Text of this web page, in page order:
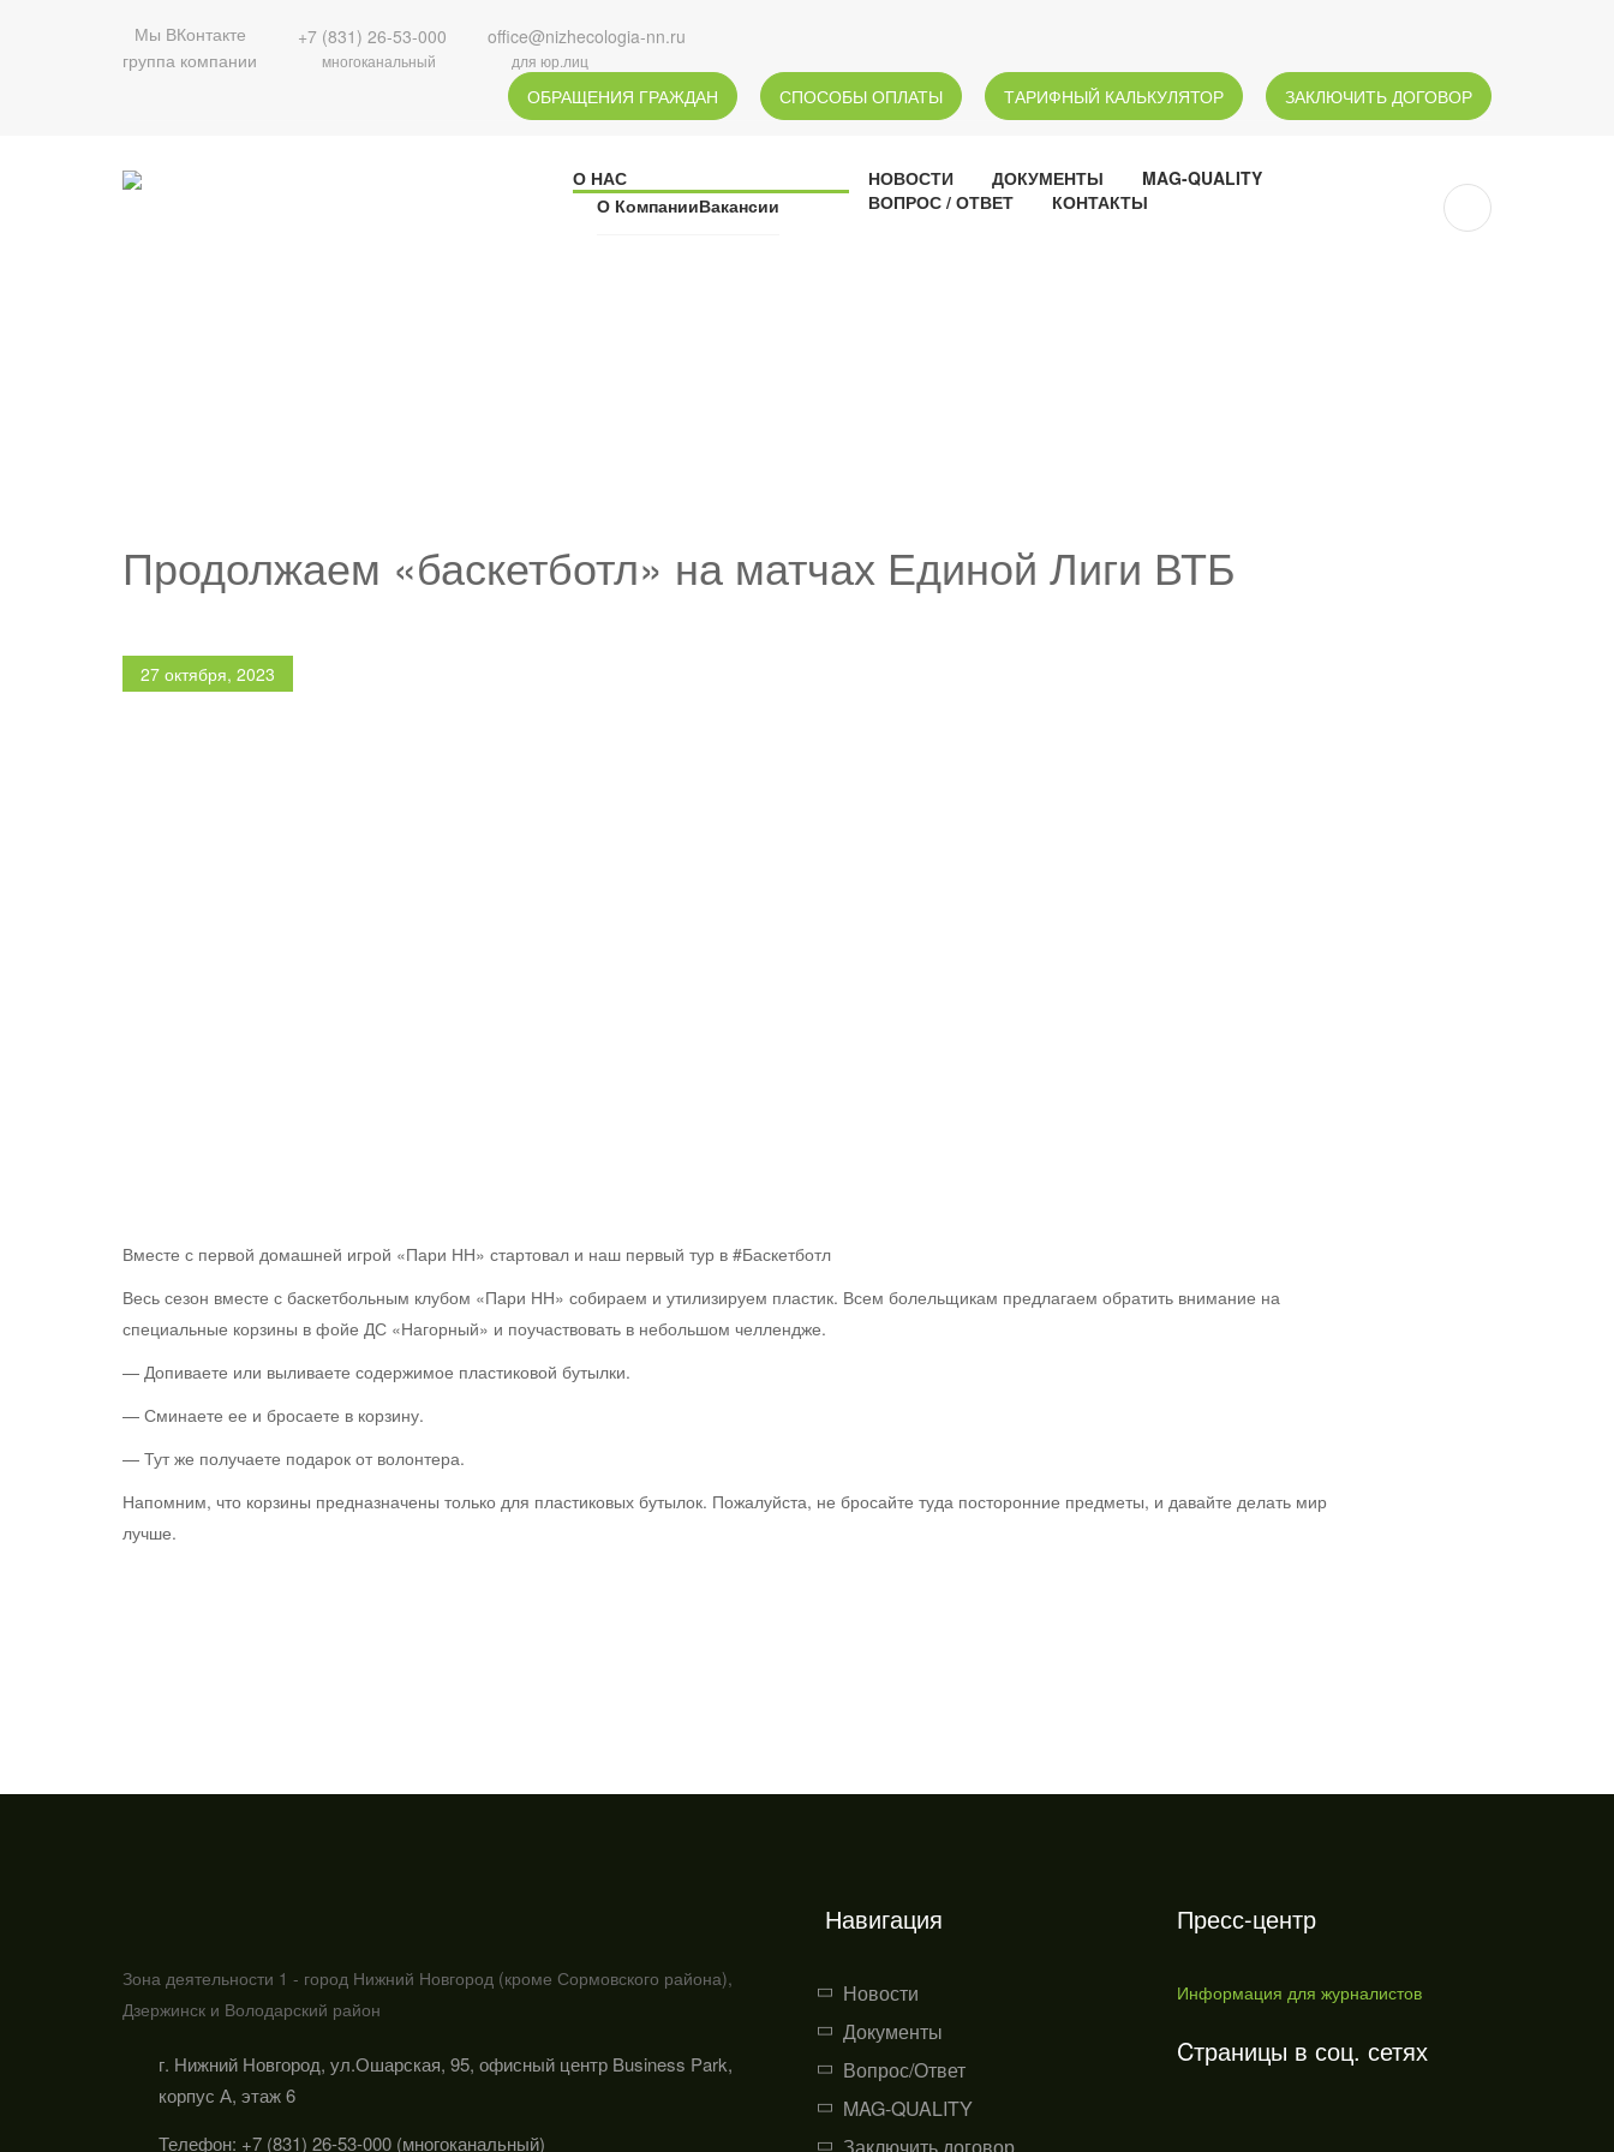
Мы ВКонтакте
группа компании
+7 (831) 26-53-000
многоканальный
office@nizhecologia-nn.ru
для юр.лиц
ОБРАЩЕНИЯ ГРАЖДАН СПОСОБЫ ОПЛАТЫ ТАРИФНЫЙ КАЛЬКУЛЯТОР ЗАКЛЮЧИТЬ ДОГОВОР
О НАС
О КомпанииВакансии
НОВОСТИ ДОКУМЕНТЫ
MAG-QUALITY
ВОПРОС / ОТВЕТ
КОНТАКТЫ
Продолжаем «баскетботл» на матчах Единой Лиги ВТБ
27 октября, 2023
Вместе с первой домашней игрой «Пари НН» стартовал и наш первый тур в #Баскетботл
Весь сезон вместе с баскетбольным клубом «Пари НН» собираем и утилизируем пластик. Всем болельщикам предлагаем обратить внимание на
специальные корзины в фойе ДС «Нагорный» и поучаствовать в небольшом челлендже.
— Допиваете или выливаете содержимое пластиковой бутылки.
— Сминаете ее и бросаете в корзину.
— Тут же получаете подарок от волонтера.
Напомним, что корзины предназначены только для пластиковых бутылок. Пожалуйста, не бросайте туда посторонние предметы, и давайте делать мир
лучше.
Зона деятельности 1 - город Нижний Новгород (кроме Сормовского района),
Дзержинск и Володарский район
г. Нижний Новгород, ул.Ошарская, 95, офисный центр Business Park,
корпус А, этаж 6
Телефон: +7 (831) 26-53-000 (многоканальный)
Навигация
Новости
Документы
Вопрос/Ответ
MAG-QUALITY
Пресс-центр
Информация для журналистов
Cтраницы в соц. сетях